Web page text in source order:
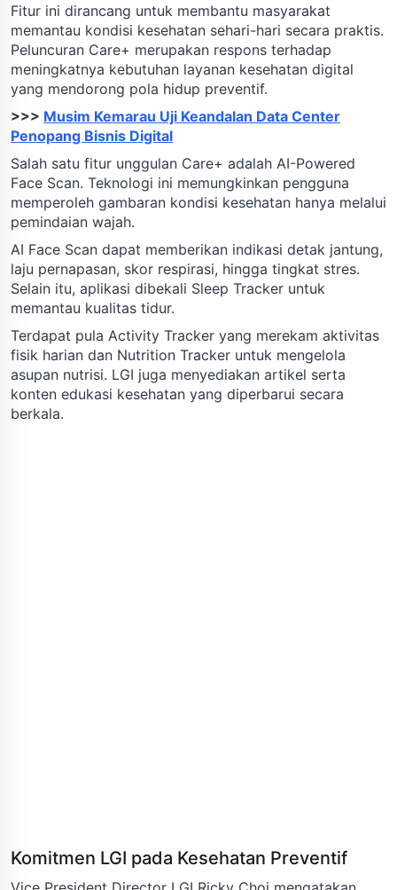
Fitur ini dirancang untuk membantu masyarakat
memantau kondisi kesehatan sehari-hari secara praktis.
Peluncuran Care+ merupakan respons terhadap
meningkatnya kebutuhan layanan kesehatan digital
yang mendorong pola hidup preventif.
>>> Musim Kemarau Uji Keandalan Data Center
Penopang Bisnis Digital
Salah satu fitur unggulan Care+ adalah AI-Powered
Face Scan. Teknologi ini memungkinkan pengguna
memperoleh gambaran kondisi kesehatan hanya melalui
pemindaian wajah.
AI Face Scan dapat memberikan indikasi detak jantung,
laju pernapasan, skor respirasi, hingga tingkat stres.
Selain itu, aplikasi dibekali Sleep Tracker untuk
memantau kualitas tidur.
Terdapat pula Activity Tracker yang merekam aktivitas
fisik harian dan Nutrition Tracker untuk mengelola
asupan nutrisi. LGI juga menyediakan artikel serta
konten edukasi kesehatan yang diperbarui secara
berkala.
Komitmen LGI pada Kesehatan Preventif